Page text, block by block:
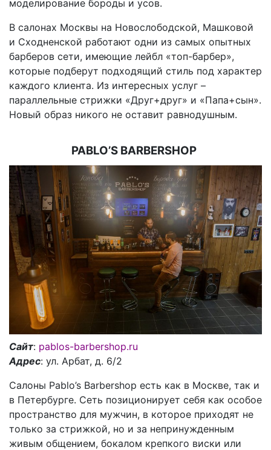
моделирование бороды и усов.
В салонах Москвы на Новослободской, Машковой
и Сходненской работают одни из самых опытных
барберов сети, имеющие лейбл «топ-барбер»,
которые подберут подходящий стиль под характер
каждого клиента. Из интересных услуг –
параллельные стрижки «Друг+друг» и «Папа+сын».
Новый образ никого не оставит равнодушным.
PABLO’S BARBERSHOP
Сайт: pablos-barbershop.ru
Адрес: ул. Арбат, д. 6/2
Салоны Pablo’s Barbershop есть как в Москве, так и
в Петербурге. Сеть позиционирует себя как особое
пространство для мужчин, в которое приходят не
только за стрижкой, но и за непринужденным
живым общением, бокалом крепкого виски или